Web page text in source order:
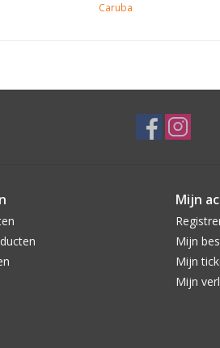
Caruba
Mijn
Mijn
Mijn
Mijn